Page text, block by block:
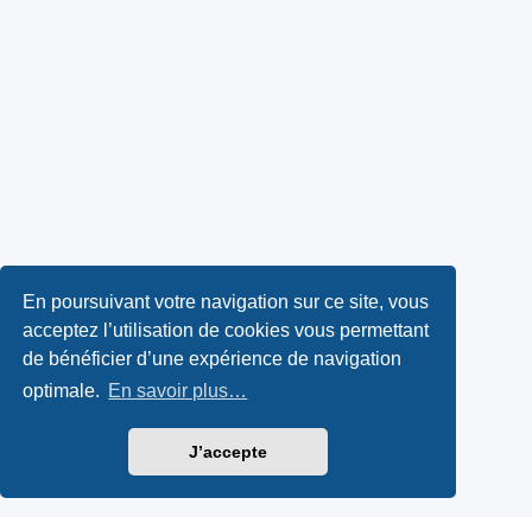
En poursuivant votre navigation sur ce site, vous
acceptez l’utilisation de cookies vous permettant
de bénéficier d’une expérience de navigation
optimale. En savoir plus…
J’accepte